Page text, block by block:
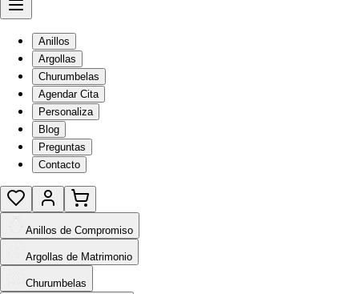
Anillos
Argollas
Churumbelas
Agendar Cita
Personaliza
Blog
Preguntas
Contacto
Anillos de Compromiso
Argollas de Matrimonio
Churumbelas